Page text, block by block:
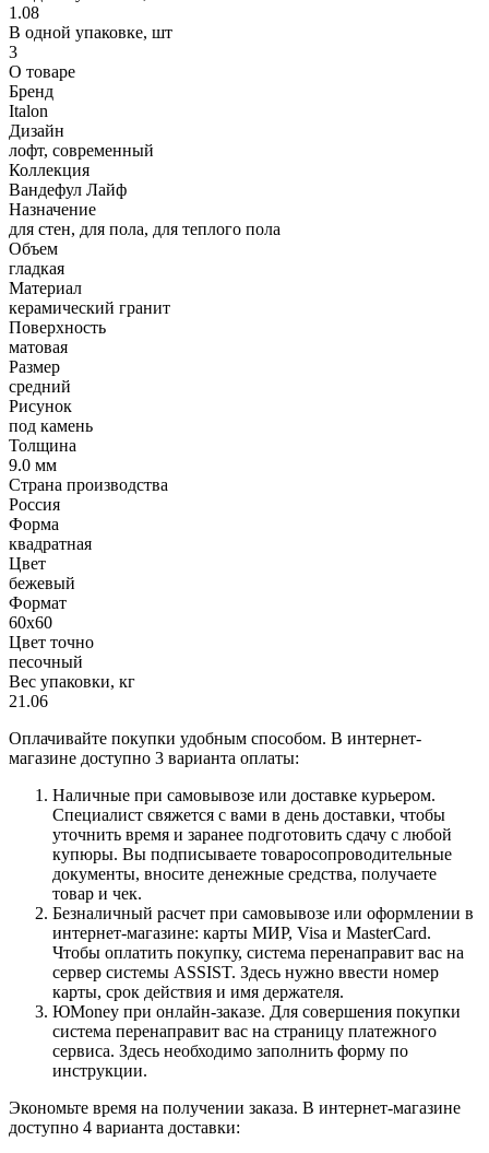
1.08
В одной упаковке, шт
3
О товаре
Бренд
Italon
Дизайн
лофт, современный
Коллекция
Вандефул Лайф
Назначение
для стен, для пола, для теплого пола
Объем
гладкая
Материал
керамический гранит
Поверхность
матовая
Размер
средний
Рисунок
под камень
Толщина
9.0 мм
Страна производства
Россия
Форма
квадратная
Цвет
бежевый
Формат
60х60
Цвет точно
песочный
Вес упаковки, кг
21.06
Оплачивайте покупки удобным способом. В интернет-
магазине доступно 3 варианта оплаты:
Наличные при самовывозе или доставке курьером.
Специалист свяжется с вами в день доставки, чтобы
уточнить время и заранее подготовить сдачу с любой
купюры. Вы подписываете товаросопроводительные
документы, вносите денежные средства, получаете
товар и чек.
Безналичный расчет при самовывозе или оформлении в
интернет-магазине: карты МИР, Visa и MasterCard.
Чтобы оплатить покупку, система перенаправит вас на
сервер системы ASSIST. Здесь нужно ввести номер
карты, срок действия и имя держателя.
ЮMoney при онлайн-заказе. Для совершения покупки
система перенаправит вас на страницу платежного
сервиса. Здесь необходимо заполнить форму по
инструкции.
Экономьте время на получении заказа. В интернет-магазине
доступно 4 варианта доставки: